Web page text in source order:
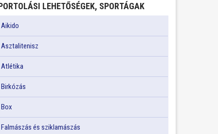
LEHETŐSÉGEK, SPORTÁGAK
Aikido
Asztalitenisz
Atlétika
Birkózás
Box
Falmászás és sziklamászás